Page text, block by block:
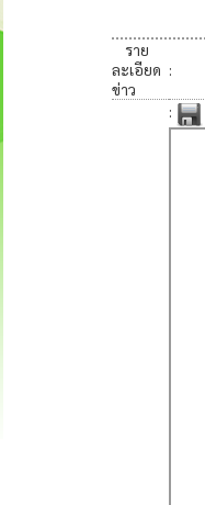
ราย
ละเอียด
ข่าว
:
: